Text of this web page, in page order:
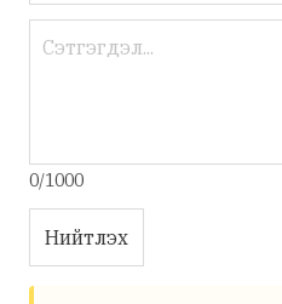
0/1000
Нийтлэх